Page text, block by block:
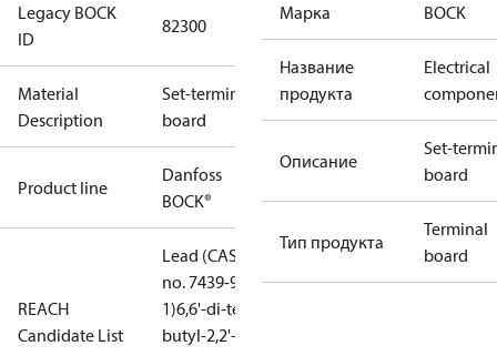
Legacy BOCK
ID
82300
Material
Description
Set-terminal
board
Product line
Danfoss
BOCK®
REACH
Candidate List
Lead (CAS
no. 7439-92-
1)6,6'-di-tert-
butyl-2,2'-
Марка BOCK
Название
продукта
Electrical
Описание
Set-
board
Тип продукта
Terminal
board